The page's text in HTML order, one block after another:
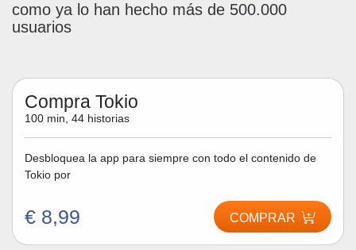
como ya lo han hecho más de 500.000
usuarios
Compra Tokio
100 min, 44 historias
Desbloquea la app para siempre con todo el contenido de
Tokio por
€ 8,99 COMPRAR